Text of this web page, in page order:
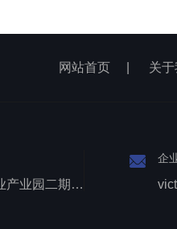
网站首页 关
泰州经济开发区创新创业产业园二期1号厂房西侧三层
企